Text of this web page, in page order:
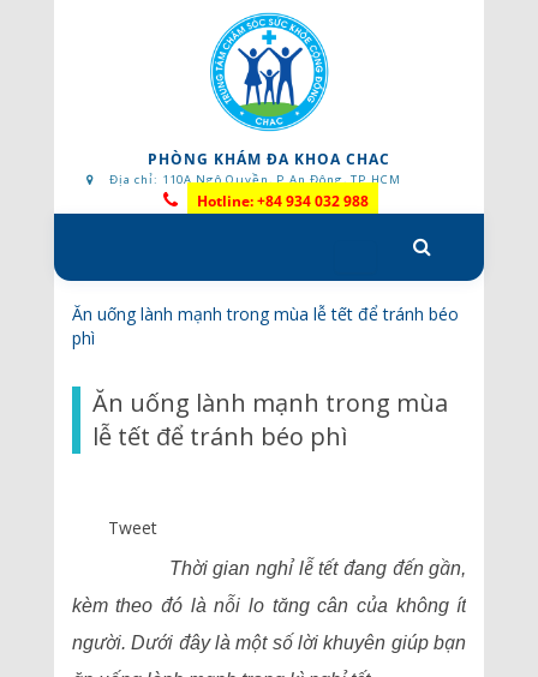
PHÒNG KHÁM ĐA KHOA CHAC
Địa chỉ: 110A Ngô Quyền, P.An Đông, TP.HCM
Hotline: +84 934 032 988
to
content
Ăn uống lành mạnh trong mùa lễ tết để tránh béo
phì
Ăn uống lành mạnh trong mùa
lễ tết để tránh béo phì
Tweet
Thời gian nghỉ lễ tết đang đến gần,
kèm theo đó là nỗi lo tăng cân của không ít
người. Dưới đây là một số lời khuyên giúp bạn